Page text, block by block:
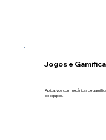
Jogos e
Aplicativos com mecânicas de
de equipes.